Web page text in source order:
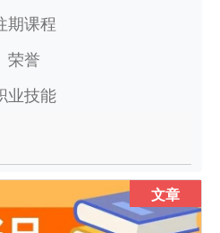
期课程
荣誉
业技能
文章